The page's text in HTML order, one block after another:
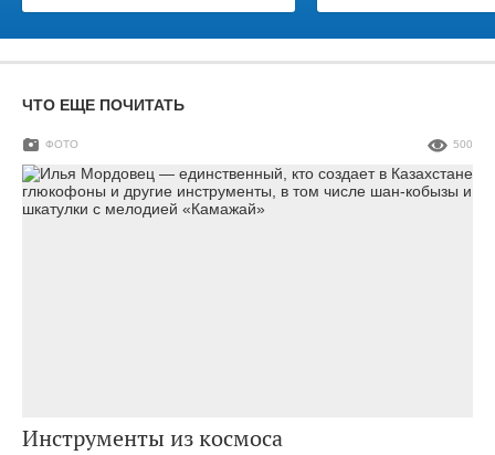
ЧТО ЕЩЕ ПОЧИТАТЬ
Инструменты из космоса
ФОТО 500